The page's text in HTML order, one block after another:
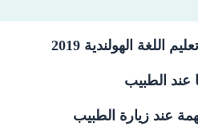
عند الطبيب